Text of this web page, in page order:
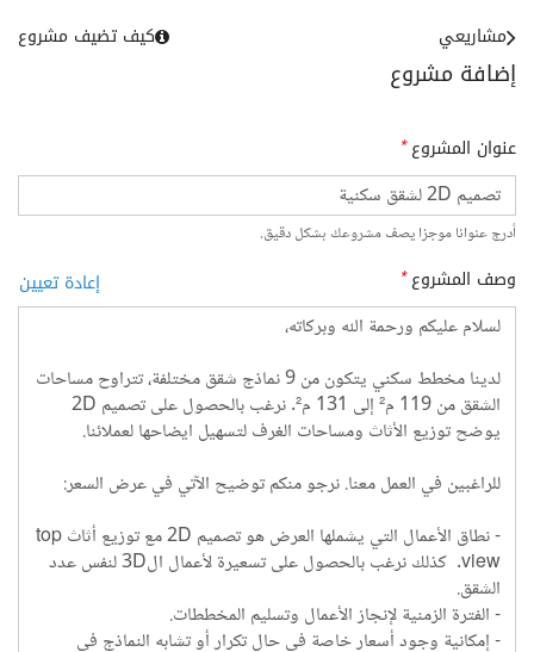
إضافة مشروع
مشاريعي كيف تضيف مشروع
عنوان المشروع*
أدرج عنوانا موجزا يصف مشروعك بشكل دقيق.
وصف المشروع* إعادة تعيين